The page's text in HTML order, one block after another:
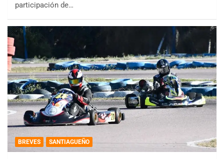
participación de…
BREVES SANTIAGUEÑO